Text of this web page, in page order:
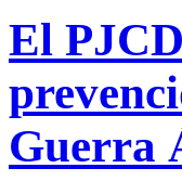
El
Guerra